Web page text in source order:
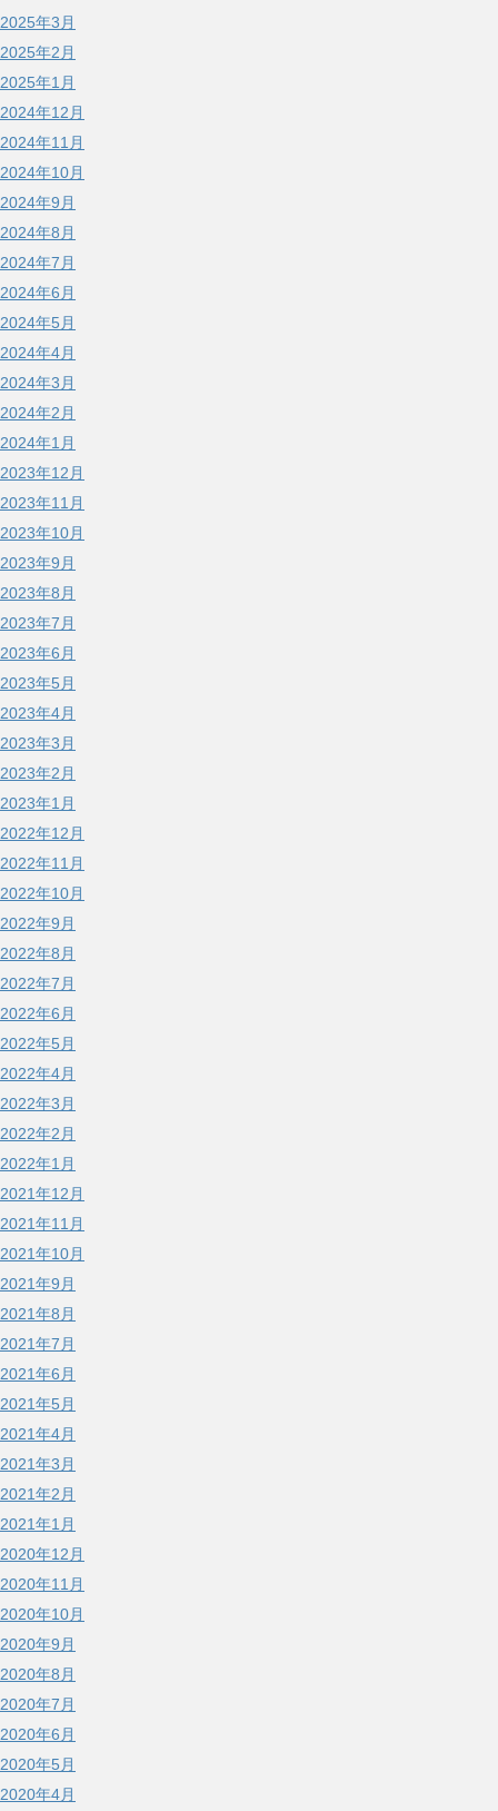
2025年3月
2025年2月
2025年1月
2024年12月
2024年11月
2024年10月
2024年9月
2024年8月
2024年7月
2024年6月
2024年5月
2024年4月
2024年3月
2024年2月
2024年1月
2023年12月
2023年11月
2023年10月
2023年9月
2023年8月
2023年7月
2023年6月
2023年5月
2023年4月
2023年3月
2023年2月
2023年1月
2022年12月
2022年11月
2022年10月
2022年9月
2022年8月
2022年7月
2022年6月
2022年5月
2022年4月
2022年3月
2022年2月
2022年1月
2021年12月
2021年11月
2021年10月
2021年9月
2021年8月
2021年7月
2021年6月
2021年5月
2021年4月
2021年3月
2021年2月
2021年1月
2020年12月
2020年11月
2020年10月
2020年9月
2020年8月
2020年7月
2020年6月
2020年5月
2020年4月